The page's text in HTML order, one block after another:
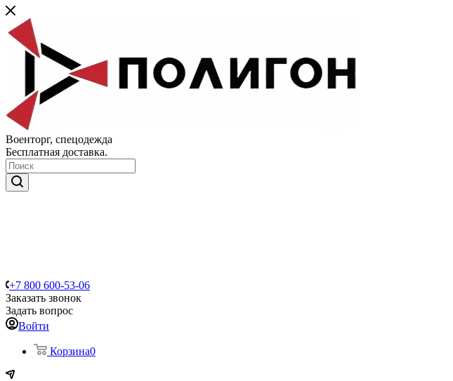
Военторг, спецодежда
Бесплатная доставка.
+7 800 600-53-06
Заказать звонок
Задать вопрос
Войти
Корзина0